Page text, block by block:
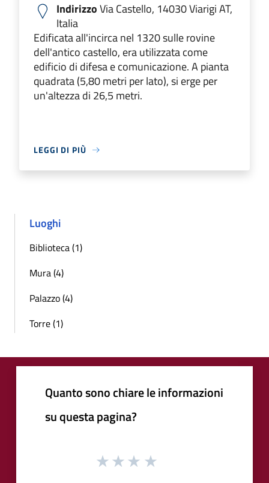
IndirizzoVia Castello, 14030 Viarigi AT,
Italia
Edificata all'incirca nel 1320 sulle rovine
dell'antico castello, era utilizzata come
edificio di difesa e comunicazione. A pianta
quadrata (5,80 metri per lato), si erge per
un'altezza di 26,5 metri.
LEGGI DI PIÙ
Luoghi
Biblioteca (1)
Mura (4)
Palazzo (4)
Torre (1)
Quanto sono chiare le informazioni
su questa pagina?